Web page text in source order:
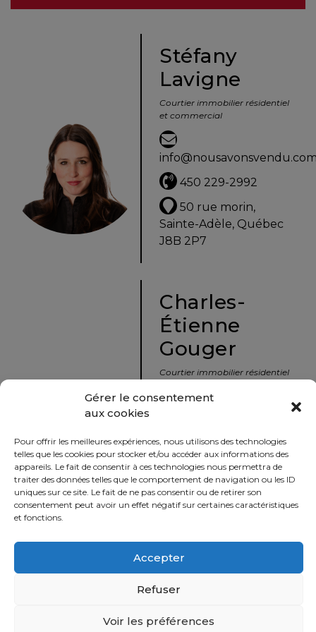
Gérer le consentement
aux cookies
Pour offrir les meilleures expériences, nous utilisons des technologies
telles que les cookies pour stocker et/ou accéder aux informations des
appareils. Le fait de consentir à ces technologies nous permettra de
traiter des données telles que le comportement de navigation ou les ID
uniques sur ce site. Le fait de ne pas consentir ou de retirer son
consentement peut avoir un effet négatif sur certaines caractéristiques
et fonctions.
Accepter
Refuser
Voir les préférences
Évaluation
Avec
un
immobilier
vers
la
tranquillité
d’esprit
défi
Stéfany
Lavigne
Courtier immobilier résidentiel
et commercial
450 229-2992
50 rue morin,
Sainte-Adèle, Québec
J8B 2P7
Charles-
Étienne
Gouger
Courtier immobilier résidentiel
450 229-2992
50 rue morin,
Sainte-Adèle, Québec
J8B 2P7
Partager
Politique